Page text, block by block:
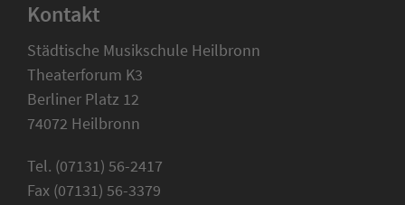
Kontakt
Städtische Musikschule Heilbronn
Theaterforum K3
Berliner Platz 12
74072 Heilbronn
Tel. (07131) 56-2417
Fax (07131) 56-3379